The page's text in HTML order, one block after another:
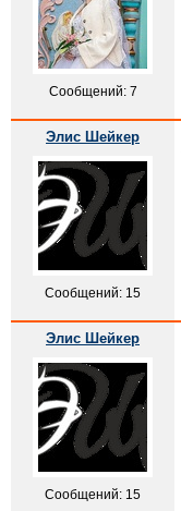
Сообщений: 7
Элис Шейкер
Сообщений: 15
Элис Шейкер
Сообщений: 15